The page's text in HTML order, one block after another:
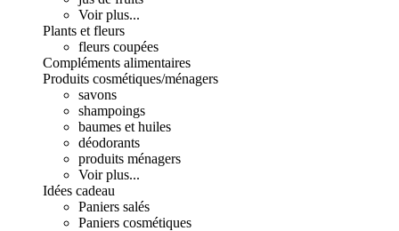
Voir plus...
Plants et fleurs
fleurs coupées
Compléments alimentaires
Produits cosmétiques/ménagers
savons
shampoings
baumes et huiles
déodorants
produits ménagers
Voir plus...
Idées cadeau
Paniers salés
Paniers cosmétiques